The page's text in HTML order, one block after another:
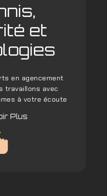
et
en agencement
travaillons avec
à votre écoute
Plus